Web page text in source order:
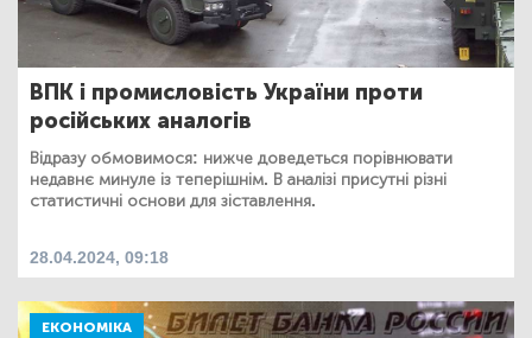
ВПК і промисловість України проти
російських аналогів
Відразу обмовимося: нижче доведеться порівнювати
недавнє минуле із теперішнім. В аналізі присутні різні
статистичні основи для зіставлення.
28.04.2024, 09:18
ЕКОНОМІКА